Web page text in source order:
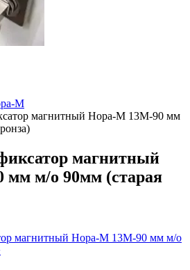
М
магнитный Нора-М 13М-90 мм
магнитный
м/о 90мм (старая